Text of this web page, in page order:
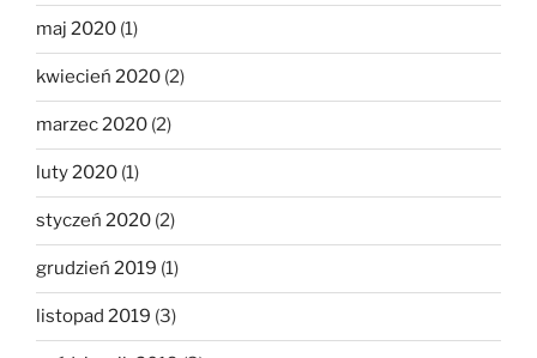
maj 2020 (1)
kwiecień 2020 (2)
marzec 2020 (2)
luty 2020 (1)
styczeń 2020 (2)
grudzień 2019 (1)
listopad 2019 (3)